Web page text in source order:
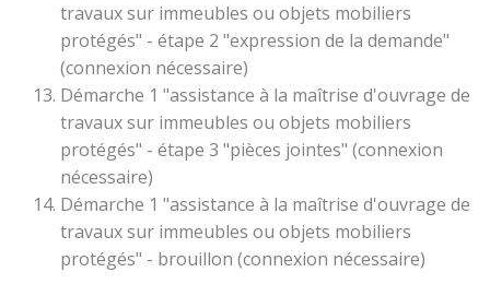
travaux sur immeubles ou objets mobiliers
protégés" - étape 2 "expression de la demande"
(connexion nécessaire)
Démarche 1 "assistance à la maîtrise d'ouvrage de
travaux sur immeubles ou objets mobiliers
protégés" - étape 3 "pièces jointes" (connexion
nécessaire)
Démarche 1 "assistance à la maîtrise d'ouvrage de
travaux sur immeubles ou objets mobiliers
protégés" - brouillon (connexion nécessaire)